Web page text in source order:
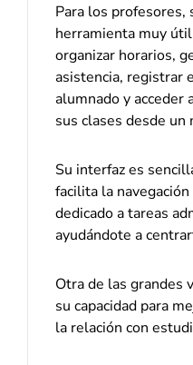
Para los profesores,
herramienta muy
organizar horarios,
asistencia, registrar
alumnado y acceder
sus clases desde un
Su interfaz es
facilita la
dedicado a tareas
ayudándote a
Otra de las grandes
su capacidad para
la relación con